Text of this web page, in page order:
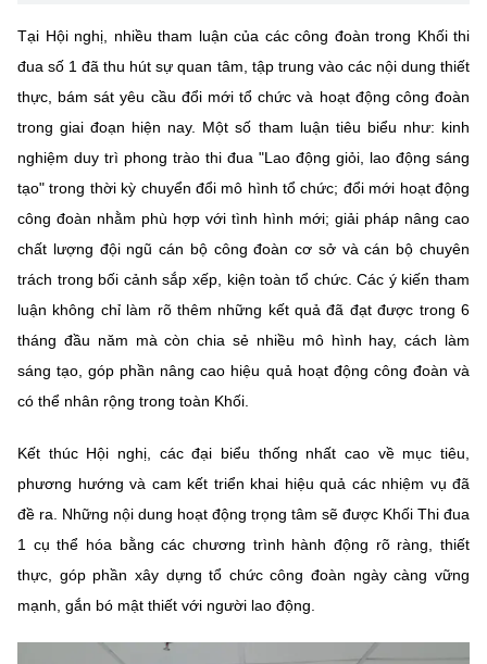
Tại Hội nghị, nhiều tham luận của các công đoàn trong Khối thi
đua số 1 đã thu hút sự quan tâm, tập trung vào các nội dung thiết
thực, bám sát yêu cầu đổi mới tổ chức và hoạt động công đoàn
trong giai đoạn hiện nay. Một số tham luận tiêu biểu như: kinh
nghiệm duy trì phong trào thi đua "Lao động giỏi, lao động sáng
tạo" trong thời kỳ chuyển đổi mô hình tổ chức; đổi mới hoạt động
công đoàn nhằm phù hợp với tình hình mới; giải pháp nâng cao
chất lượng đội ngũ cán bộ công đoàn cơ sở và cán bộ chuyên
trách trong bối cảnh sắp xếp, kiện toàn tổ chức. Các ý kiến tham
luận không chỉ làm rõ thêm những kết quả đã đạt được trong 6
tháng đầu năm mà còn chia sẻ nhiều mô hình hay, cách làm
sáng tạo, góp phần nâng cao hiệu quả hoạt động công đoàn và
có thể nhân rộng trong toàn Khối.
Kết thúc Hội nghị, các đại biểu thống nhất cao về mục tiêu,
phương hướng và cam kết triển khai hiệu quả các nhiệm vụ đã
đề ra. Những nội dung hoạt động trọng tâm sẽ được Khối Thi đua
1 cụ thể hóa bằng các chương trình hành động rõ ràng, thiết
thực, góp phần xây dựng tổ chức công đoàn ngày càng vững
mạnh, gắn bó mật thiết với người lao động.